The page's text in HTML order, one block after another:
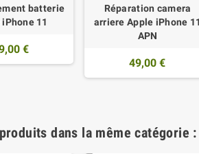
batterie
11
€
Réparation camera
arriere Apple iPhone
APN
49,00 €
dans la même catégorie :